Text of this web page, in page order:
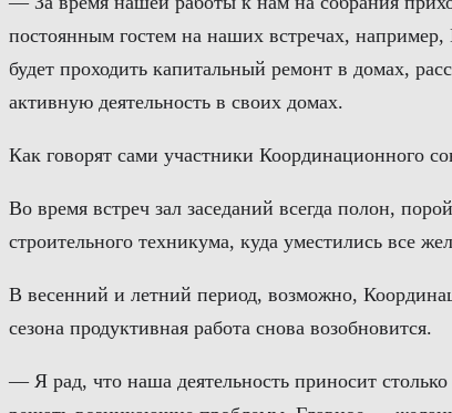
постоянным гостем на наших встречах,
будет проходить капитальный ремонт в домах,
активную деятельность в своих домах.
Как говорят сами участники Координационного
Во время встреч зал заседаний всегда полон,
строительного техникума, куда уместились все
В весенний и летний период, возможно,
сезона продуктивная работа снова возобновится.
— Я рад, что наша деятельность приносит